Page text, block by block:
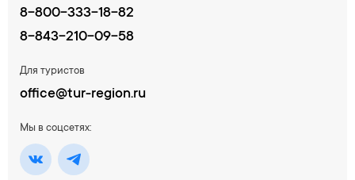
8-800-333-18-82
8-843-210-09-58
Для туристов
office@tur-region.ru
Мы в соцсетях: